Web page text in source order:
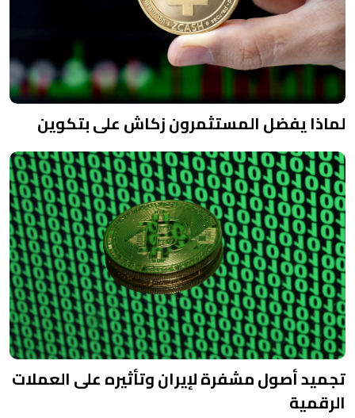
لماذا يفضل المستثمرون زكاش على بتكوين
تجميد أصول مشفرة لإيران وتأثيره على العملات
الرقمية